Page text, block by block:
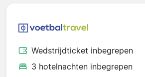
Wedstrijdticket inbegrepen
3 hotelnachten inbegrepen